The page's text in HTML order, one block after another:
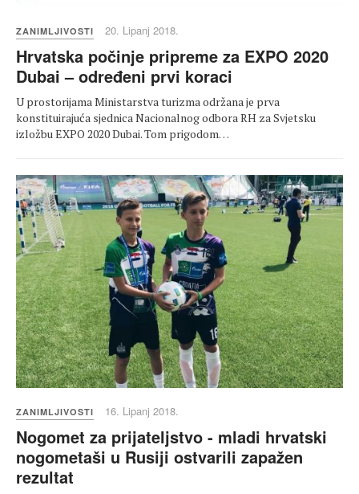
ZANIMLJIVOSTI 20. Lipanj 2018.
Hrvatska počinje pripreme za EXPO 2020
Dubai – određeni prvi koraci
U prostorijama Ministarstva turizma održana je prva
konstituirajuća sjednica Nacionalnog odbora RH za Svjetsku
izložbu EXPO 2020 Dubai. Tom prigodom…
ZANIMLJIVOSTI 16. Lipanj 2018.
Nogomet za prijateljstvo - mladi hrvatski
nogometaši u Rusiji ostvarili zapažen
rezultat